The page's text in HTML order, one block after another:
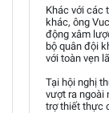
Khác với các
khác, ông
động xâm
bộ quân đội
với toàn vẹn
Tại hội nghị
vượt ra ngoài
trợ thiết thực